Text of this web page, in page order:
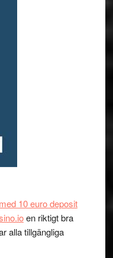
10 euro deposit
en riktigt bra
alla tillgängliga